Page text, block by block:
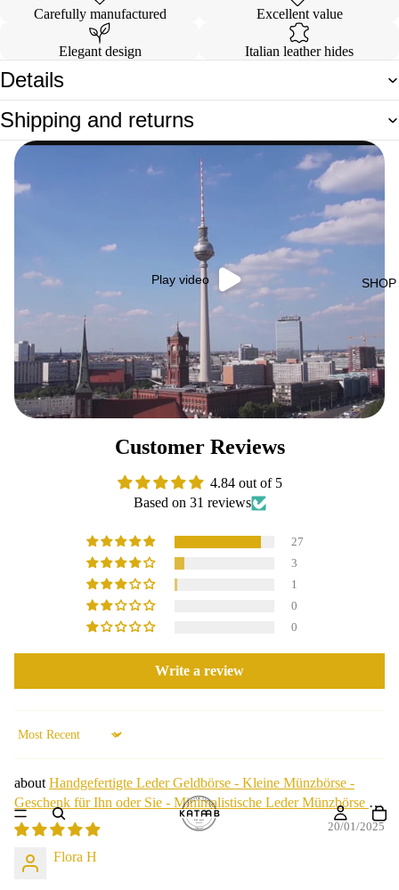
SHOP
Carefully manufactured Excellent value
Elegant design Italian leather hides
Details
Shipping and returns
Play video
Customer Reviews
4.84 out of 5
Based on 31 reviews
27
3
1
0
0
Write a review
Sort by
Handgefertigte Leder Geldbörse - Kleine Münzbörse -
Geschenk für Ihn oder Sie - Minimalistische Leder Münzbörse -
Geburtstagsgeschenk.
20/01/2025
Flora H